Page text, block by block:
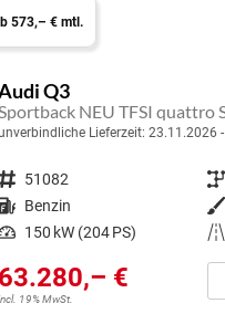
573,– € mtl.
Q3
Lieferzeit: 23.11.2026
Fahrzeugnr. 51082 Getriebe
Kraftstoff Benzin Außenfarbe
Leistung 150 kW (204 PS) Kilometerstand
63.280,– €
19% MwSt.